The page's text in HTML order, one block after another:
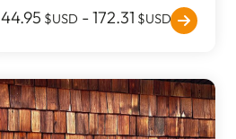
44.95 $USD -172.31 $USD